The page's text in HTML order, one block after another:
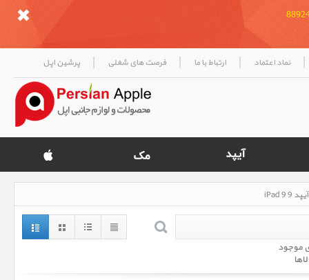
| نماد اعتماد | ارتباط با ما | فرصت های شغلی | پرشین اپل
موجود